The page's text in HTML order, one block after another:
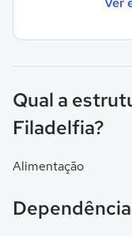
Qual a
Filadelfia?
Alimentação